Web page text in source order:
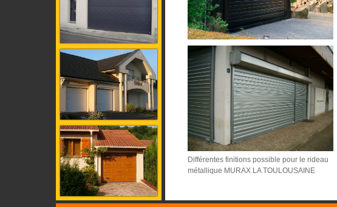
Différentes finitions possible pour le rideau
métallique MURAX LA TOULOUSAINE